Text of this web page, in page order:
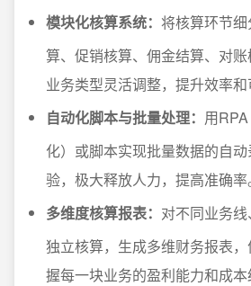
模块化核算系统： 将核算环节
算、促销核算、佣金结算、对
业务类型灵活调整，提升效率和
自动化脚本与批量处理： 用
化）或脚本实现批量数据的自
验，极大释放人力，提高准确率
多维度核算报表： 对不同业务
独立核算，生成多维财务报表
握每一块业务的盈利能力和成本